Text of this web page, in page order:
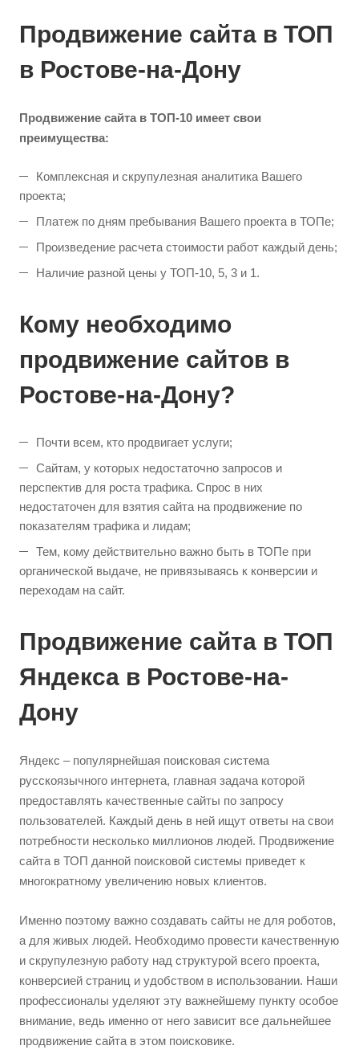
Продвижение сайта в ТОП
в Ростове-на-Дону
Продвижение сайта в ТОП-10 имеет свои
преимущества:
Комплексная и скрупулезная аналитика Вашего
проекта;
Платеж по дням пребывания Вашего проекта в ТОПе;
Произведение расчета стоимости работ каждый день;
Наличие разной цены у ТОП-10, 5, 3 и 1.
Кому необходимо
продвижение сайтов в
Ростове-на-Дону?
Почти всем, кто продвигает услуги;
Сайтам, у которых недостаточно запросов и
перспектив для роста трафика. Спрос в них
недостаточен для взятия сайта на продвижение по
показателям трафика и лидам;
Тем, кому действительно важно быть в ТОПе при
органической выдаче, не привязываясь к конверсии и
переходам на сайт.
Продвижение сайта в ТОП
Яндекса в Ростове-на-
Дону
Яндекс – популярнейшая поисковая система
русскоязычного интернета, главная задача которой
предоставлять качественные сайты по запросу
пользователей. Каждый день в ней ищут ответы на свои
потребности несколько миллионов людей. Продвижение
сайта в ТОП данной поисковой системы приведет к
многократному увеличению новых клиентов.
Именно поэтому важно создавать сайты не для роботов,
а для живых людей. Необходимо провести качественную
и скрупулезную работу над структурой всего проекта,
конверсией страниц и удобством в использовании. Наши
профессионалы уделяют эту важнейшему пункту особое
внимание, ведь именно от него зависит все дальнейшее
продвижение сайта в этом поисковике.